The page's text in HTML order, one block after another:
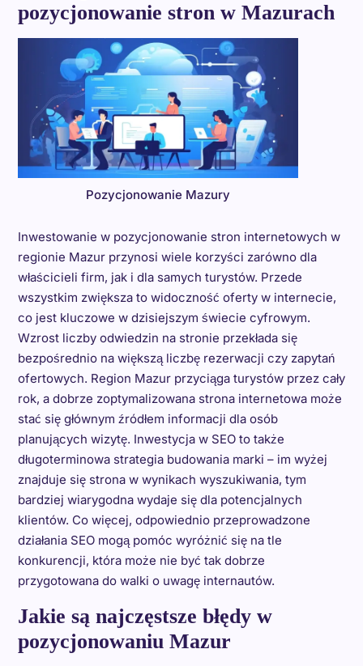
pozycjonowanie stron w Mazurach
Pozycjonowanie Mazury
Inwestowanie w pozycjonowanie stron internetowych w
regionie Mazur przynosi wiele korzyści zarówno dla
właścicieli firm, jak i dla samych turystów. Przede
wszystkim zwiększa to widoczność oferty w internecie,
co jest kluczowe w dzisiejszym świecie cyfrowym.
Wzrost liczby odwiedzin na stronie przekłada się
bezpośrednio na większą liczbę rezerwacji czy zapytań
ofertowych. Region Mazur przyciąga turystów przez cały
rok, a dobrze zoptymalizowana strona internetowa może
stać się głównym źródłem informacji dla osób
planujących wizytę. Inwestycja w SEO to także
długoterminowa strategia budowania marki – im wyżej
znajduje się strona w wynikach wyszukiwania, tym
bardziej wiarygodna wydaje się dla potencjalnych
klientów. Co więcej, odpowiednio przeprowadzone
działania SEO mogą pomóc wyróżnić się na tle
konkurencji, która może nie być tak dobrze
przygotowana do walki o uwagę internautów.
Jakie są najczęstsze błędy w
pozycjonowaniu Mazur